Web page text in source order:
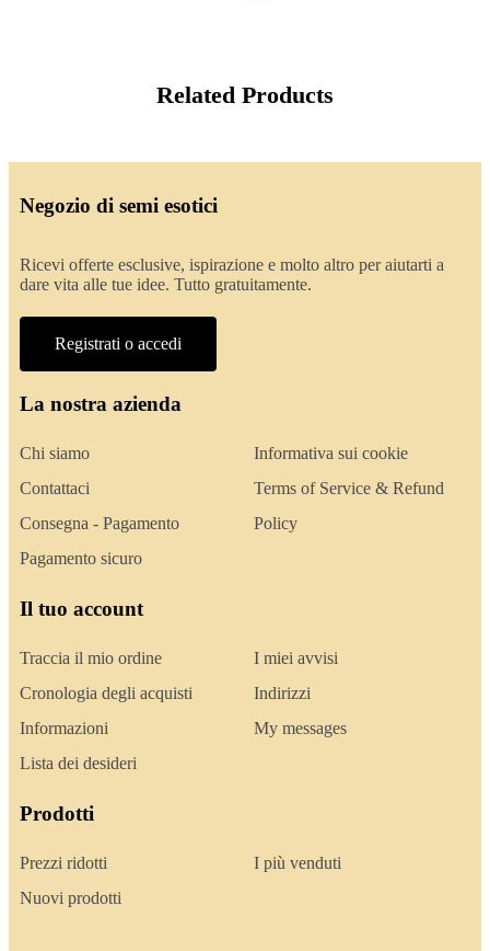
Related Products
Negozio di semi esotici
Ricevi offerte esclusive, ispirazione e molto altro per aiutarti a
dare vita alle tue idee. Tutto gratuitamente.
Registrati o accedi
La nostra azienda
Chi siamo
Contattaci
Consegna - Pagamento
Pagamento sicuro
Informativa sui cookie
Terms of Service & Refund
Policy
Il tuo account
Traccia il mio ordine
Cronologia degli acquisti
Informazioni
Lista dei desideri
I miei avvisi
Indirizzi
My messages
Prodotti
Prezzi ridotti
Nuovi prodotti
I più venduti